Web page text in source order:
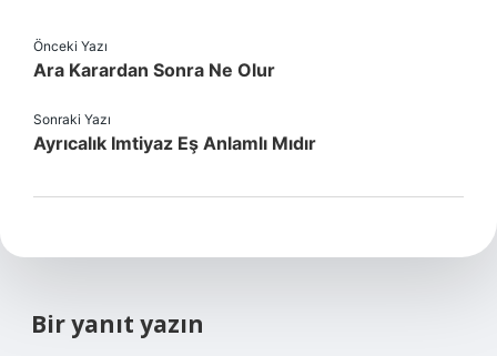
Önceki Yazı
Ara Karardan Sonra Ne Olur
Sonraki Yazı
Ayrıcalık Imtiyaz Eş Anlamlı Mıdır
Bir yanıt yazın